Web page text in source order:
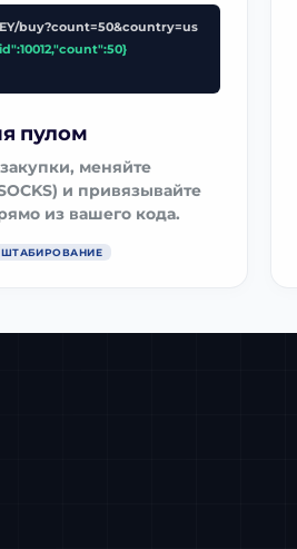
buy?count=50&country=us
пулом
меняйте
и привязывайте
из вашего кода.